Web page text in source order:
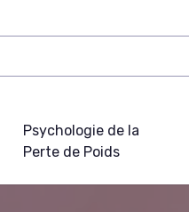
Psychologie de la
Perte de Poids